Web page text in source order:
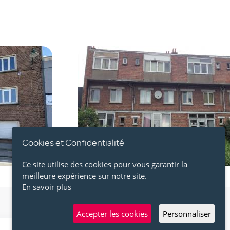
Image
Cookies et Confidentialité
Ce site utilise des cookies pour vous garantir la
meilleure expérience sur notre site.
En savoir plus
Accepter les cookies Personnaliser